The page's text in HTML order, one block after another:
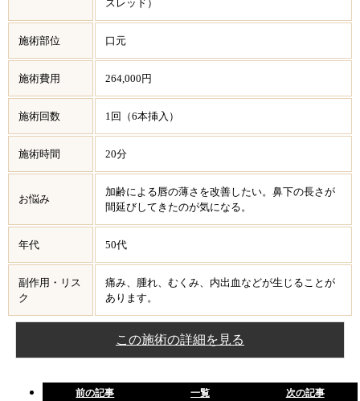
スレッド）
施術部位 口元
施術費用 264,000円
施術回数 1回（6本挿入）
施術時間 20分
お悩み
加齢による唇の薄さを改善したい。鼻下の長さが
間延びしてきたのが気になる。
年代 50代
副作用・リス
ク
痛み、腫れ、むくみ、内出血などが生じることが
あります。
この施術の詳細を見る
前の記事 一覧 次の記事